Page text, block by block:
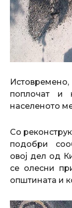
поплочат и
населеното
Со
подобри
овој дел од
се олесни
општината и